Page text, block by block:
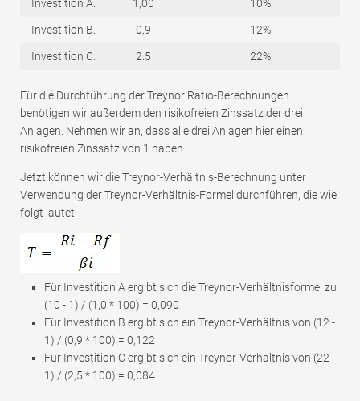
Investition A. 1,00 10%
Investition B. 0,9 12%
Investition C. 2.5 22%
Für die Durchführung der Treynor Ratio-Berechnungen
benötigen wir außerdem den risikofreien Zinssatz der drei
Anlagen. Nehmen wir an, dass alle drei Anlagen hier einen
risikofreien Zinssatz von 1 haben.
Jetzt können wir die Treynor-Verhältnis-Berechnung unter
Verwendung der Treynor-Verhältnis-Formel durchführen, die wie
folgt lautet: -
Für Investition A ergibt sich die Treynor-Verhältnisformel zu
(10 - 1) / (1,0 * 100) = 0,090
Für Investition B ergibt sich ein Treynor-Verhältnis von (12 -
1) / (0,9 * 100) = 0,122
Für Investition C ergibt sich ein Treynor-Verhältnis von (22 -
1) / (2,5 * 100) = 0,084